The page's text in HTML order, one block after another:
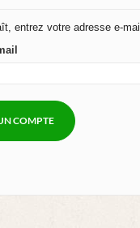
entrez votre adresse e-
COMPTE